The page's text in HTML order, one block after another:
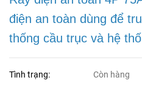
điện an toàn dùng để
thống cầu trục và hệ
Tình trạng: Còn hàng